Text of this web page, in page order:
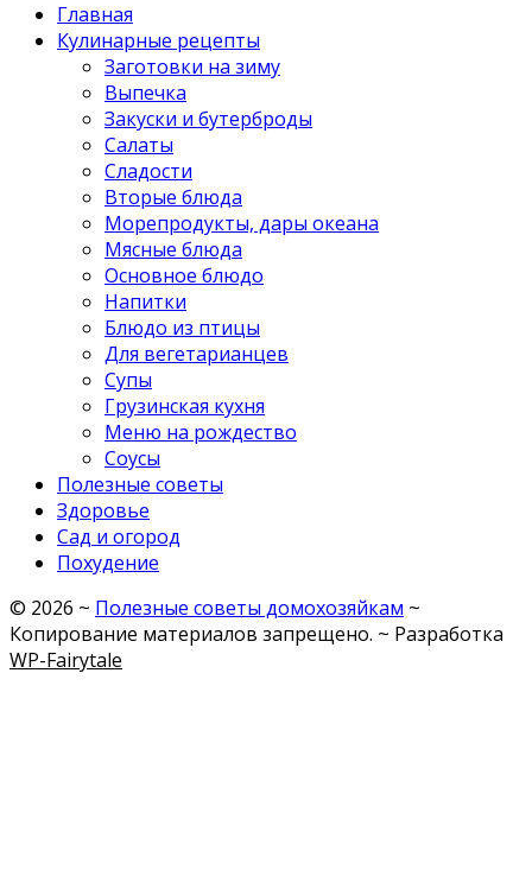
Главная
Кулинарные рецепты
Заготовки на зиму
Выпечка
Закуски и бутерброды
Салаты
Сладости
Вторые блюда
Морепродукты, дары океана
Мясные блюда
Основное блюдо
Напитки
Блюдо из птицы
Для вегетарианцев
Супы
Грузинская кухня
Меню на рождество
Соусы
Полезные советы
Здоровье
Сад и огород
Похудение
© 2026 ~ Полезные советы домохозяйкам ~
Копирование материалов запрещено. ~ Разработка
WP-Fairytale